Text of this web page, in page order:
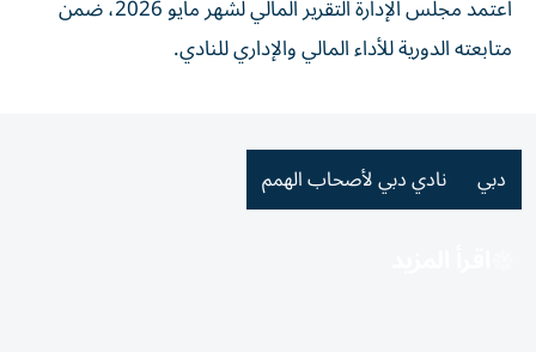
اعتمد مجلس الإدارة التقرير المالي لشهر مايو 2026، ضمن
متابعته الدورية للأداء المالي والإداري للنادي.
دبي نادي دبي لأصحاب الهمم